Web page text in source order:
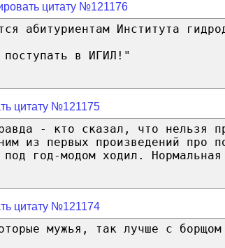
цитату №121176
абитуриентам Института
в ИГИЛ!"
цитату №121175
- кто сказал, что нельзя
из первых произведений про
год-модом ходил. Нормальная
цитату №121174
мужья, так лучше с борщом